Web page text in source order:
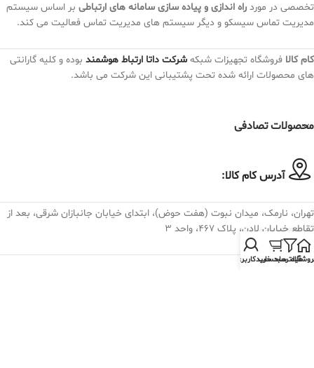
تخصصی در مورد راه اندازی و پیاده سازی سامانه های ارتباطی بر اساس سیستم
مدیریت تماس سیسکو و دیگر سیستم های مدیریت تماس فعالیت می کند.
کام کالا فروشگاه تجهیزات شبکه شرکت داتا ارتباط هوشمند بوده و کلیه گارانتی
های محصولات ارائه شده تحت پشتیبانی این شرکت می باشد.
محصولات تصادفی
آدرس کام کالا:
تهران، نارمک، میدان نبوت (هفت حوض)، ابتدای خیابان جانبازان شرقی، بعد از
تقاطع خیابان لادن، پلاک ۴۶۷، واحد ۳
فیلترهاسبد خرید
حساب کاربری من